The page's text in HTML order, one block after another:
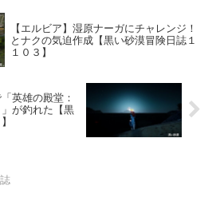
【エルビア】湿原ナーガにチャレンジ！
とナクの気迫作成【黒い砂漠冒険日誌１
１０３】
英雄の殿堂：
が釣れた【黒